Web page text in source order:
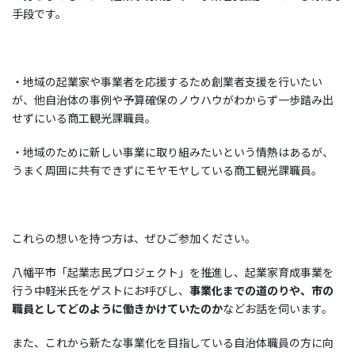
手段です。
・地域の起業家や事業者を応援するため創業者支援を行いたい
が、他自治体の事例や予算確保のノウハウがわからず一歩踏み出
せずにいる商工観光課職員。
・地域のために新しい事業に取り組みたいという情熱はあるが、
うまく周囲に共有できずにモヤモヤしている商工観光課職員。
これらの想いを持つ方は、ぜひご参加ください。
八幡平市「起業志民プロジェクト」を推進し、起業家育成事業を
行う中軽米氏をゲストにお呼びし、 事業化までの道のりや、市の
職員としてどのように働きかけていたのかなどお話を伺います。
また、これから新たな事業化を目指している自治体職員の方に向